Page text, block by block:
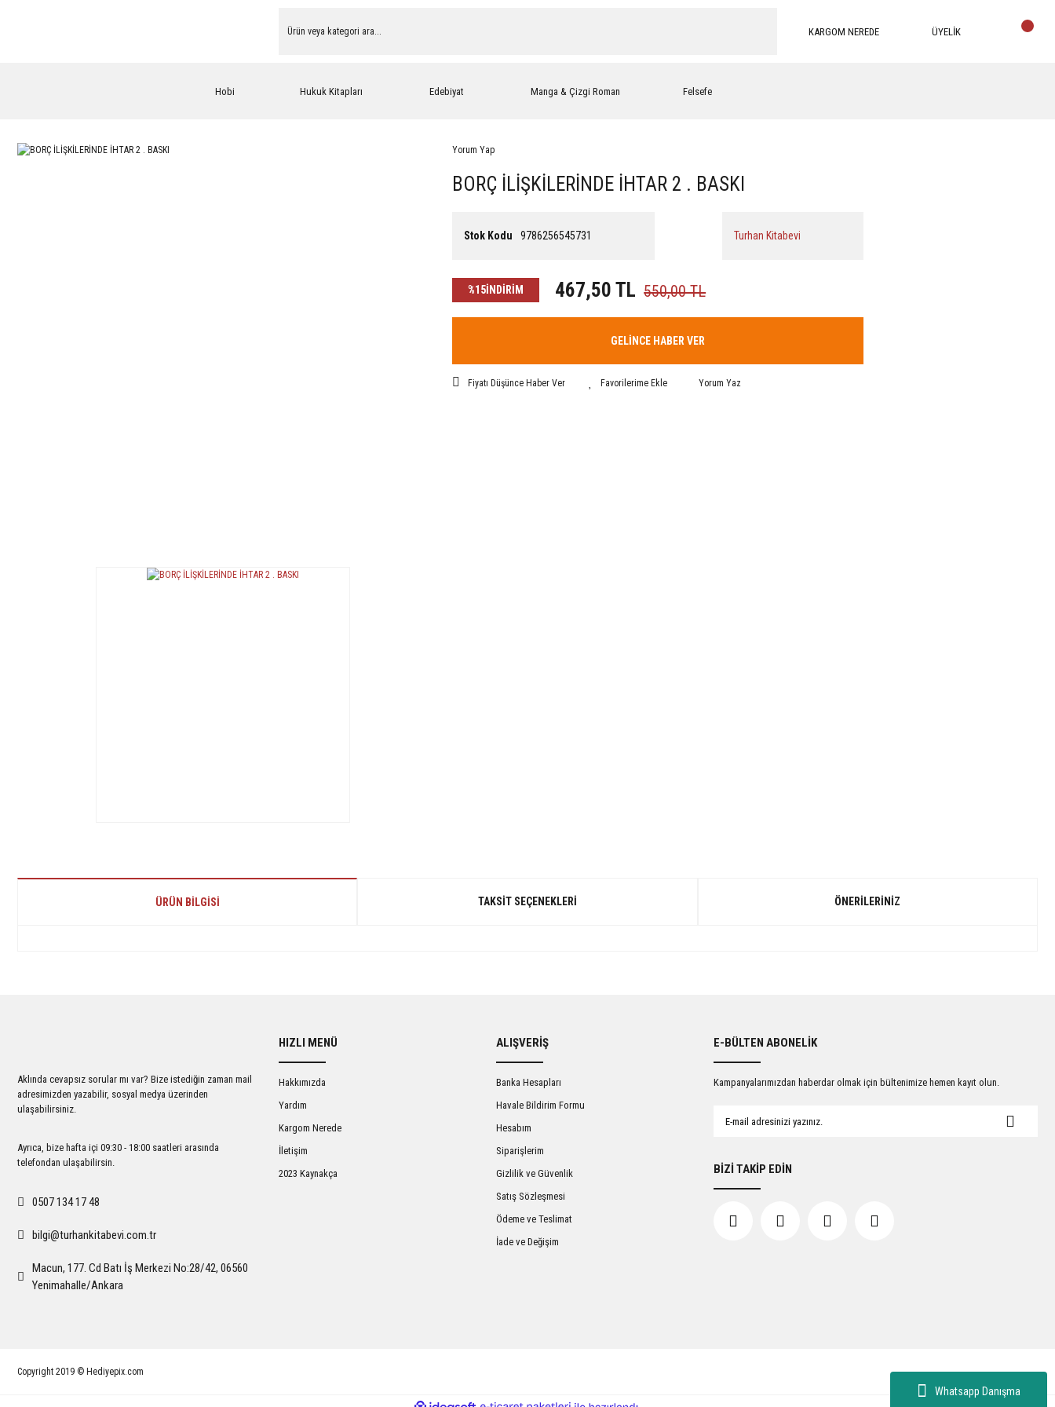
Whatsapp Danışma
KARGOM NEREDE ÜYELİK
Hobi Hukuk Kitapları Edebiyat Manga & Çizgi Roman Felsefe
Yorum Yap
BORÇ İLİŞKİLERİNDE İHTAR 2 . BASKI
Stok Kodu 9786256545731 Turhan Kitabevi
%15İNDİRİM 467,50 TL 550,00 TL
GELİNCE HABER VER
Fiyatı Düşünce Haber Ver Yorum Yaz
ÜRÜN BILGISI TAKSIT SEÇENEKLERI ÖNERILERINIZ
Ürün fiyatı diğer sitelerden daha pahalı.
Bu ürüne benzer farklı alternatifler olmalı.
Gönder
Aklında cevapsız sorular mı var? Bize istediğin zaman mail
adresimizden yazabilir, sosyal medya üzerinden
ulaşabilirsiniz.
Ayrıca, bize hafta içi 09:30 - 18:00 saatleri arasında
telefondan ulaşabilirsin.
0507 134 17 48
bilgi@turhankitabevi.com.tr
Macun, 177. Cd Batı İş Merkezi No:28/42, 06560
Yenimahalle/Ankara
HIZLI MENÜ
Hakkımızda
Yardım
Kargom Nerede
İletişim
2023 Kaynakça
ALIŞVERİŞ
Banka Hesapları
Havale Bildirim Formu
Hesabım
Siparişlerim
Gizlilik ve Güvenlik
Satış Sözleşmesi
Ödeme ve Teslimat
İade ve Değişim
E-BÜLTEN ABONELİK
Kampanyalarımızdan haberdar olmak için bültenimize hemen kayıt olun.
BİZİ TAKİP EDİN
Copyright 2019 © Hediyepix.com